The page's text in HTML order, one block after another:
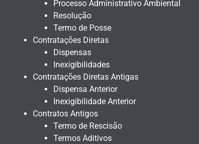
Processo Administrativo Ambiental
Resolução
Termo de Posse
Contratações Diretas
Dispensas
Inexigibilidades
Contratações Diretas Antigas
Dispensa Anterior
Inexigibilidade Anterior
Contratos Antigos
Termo de Rescisão
Termos Aditivos